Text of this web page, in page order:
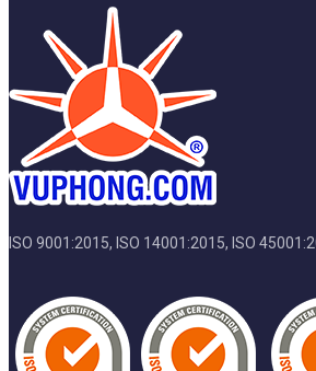
ISO 9001:2015, ISO 14001:2015, ISO